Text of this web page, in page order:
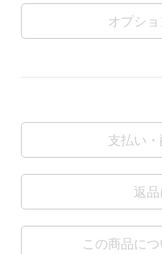
オプシ
支払い
返
この商品に